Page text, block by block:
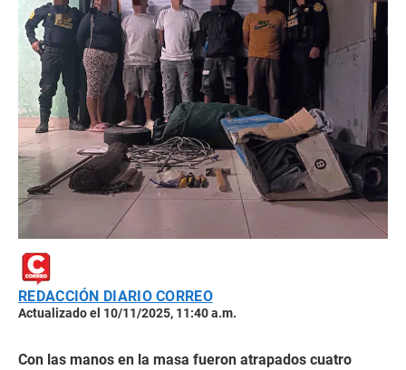
REDACCIÓN DIARIO CORREO
Actualizado el 10/11/2025, 11:40 a.m.
Con las manos en la masa fueron atrapados cuatro